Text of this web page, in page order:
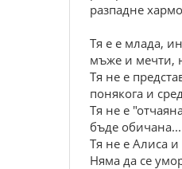
разпадне
Тя е е млада,
мъже и мечти,
Тя не е
понякога и
Тя не е
бъде обичана...
Тя не е Алиса
Няма да се